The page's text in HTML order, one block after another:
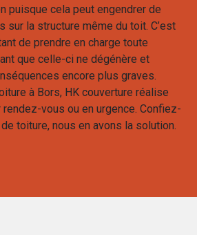
puisque cela peut engendrer de
sur la structure même du toit. C’est
de prendre en charge toute
que celle-ci ne dégénère et
encore plus graves.
à Bors, HK couverture réalise
vous ou en urgence. Confiez-
toiture, nous en avons la solution.